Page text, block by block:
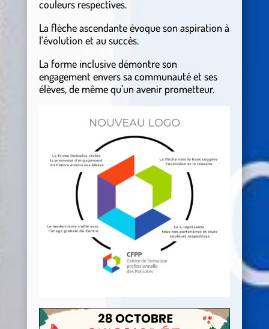
couleurs respectives.
La flèche ascendante évoque son aspiration à
l’évolution et au succès.
La forme inclusive démontre son
engagement envers sa communauté et ses
élèves, de même qu’un avenir prometteur.